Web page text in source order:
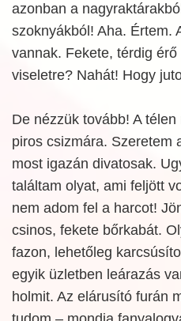
azonban a
szoknyákból! Aha. Értem.
vannak. Fekete, térdig
viseletre? Nahát! Hogy
De nézzük tovább! A
piros csizmára. Szeretem
most igazán divatosak.
találtam olyat, ami feljött
nem adom fel a harcot!
csinos, fekete bőrkabát.
fazon, lehetőleg
egyik üzletben leárazás
holmit. Az elárusító furán